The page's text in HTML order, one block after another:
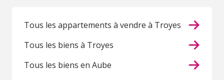
Tous les appartements à vendre à Troyes
Tous les biens à Troyes
Tous les biens en Aube